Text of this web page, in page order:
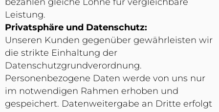
Leistung.
Privatsphäre und Datenschutz:
Unseren Kunden gegenüber gewährleisten wir
die strikte Einhaltung der
Datenschutzgrundverordnung.
Personenbezogene Daten werde von uns nur
im notwendigen Rahmen erhoben und
gespeichert. Datenweitergabe an Dritte erfolgt